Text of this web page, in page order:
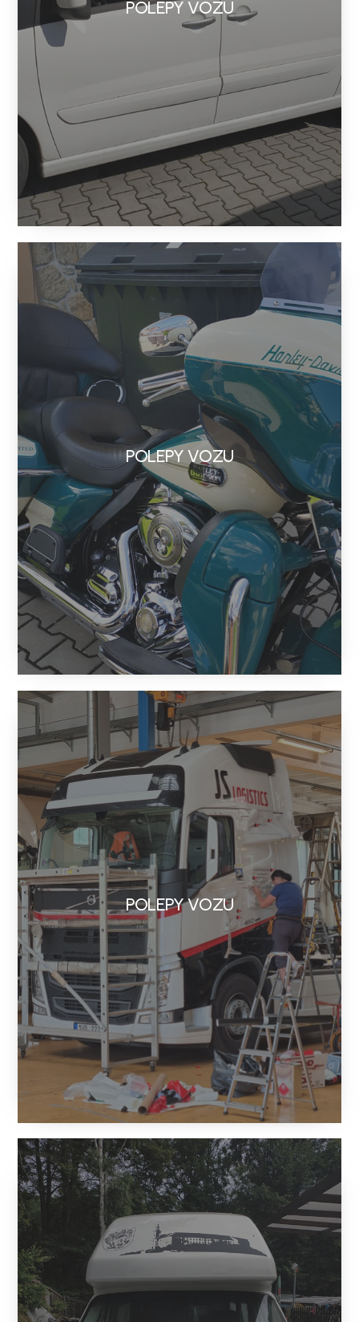
POLEPY VOZU
POLEPY VOZU
POLEPY VOZU